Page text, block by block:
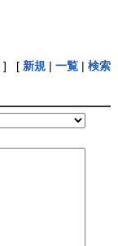
] [ 新規| 一覧| 検索